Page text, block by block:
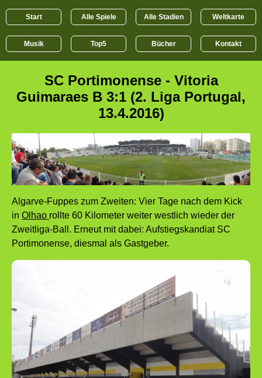
Start Alle Spiele Alle Stadien Weltkarte
Musik Top5 Bücher Kontakt
SC Portimonense - Vitoria
Guimaraes B 3:1 (2. Liga Portugal,
13.4.2016)
Algarve-Fuppes zum Zweiten: Vier Tage nach dem Kick
in Olhao rollte 60 Kilometer weiter westlich wieder der
Zweitliga-Ball. Erneut mit dabei: Aufstiegskandiat SC
Portimonense, diesmal als Gastgeber.